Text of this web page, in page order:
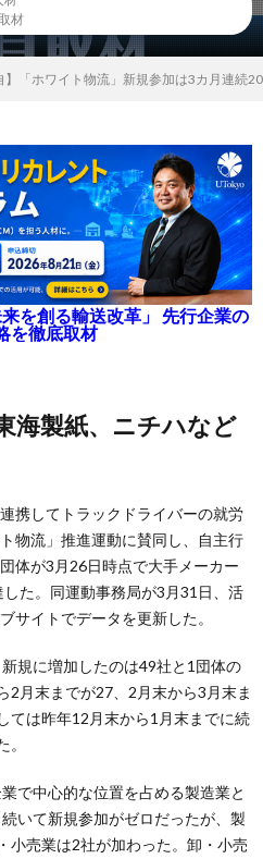
材
】「ホワイト物流」新規参加は3カ月連続
を創る輸送改革」 先行企業の
を徹底取材
携してトラックドライバーの就労
物流」推進運動に賛同し、自主行
体が3月26日時点で大手メーカー
た。同運動事務局が3月31日、活
サイトでデータを更新した。
規に増加したのは49社と1団体の
2月末までが27、2月末から3月末ま
ては昨年12月末から1月末までに続
で中心的な位置を占める製造業と
いて新規参加がゼロだったが、製
小売業は2社が加わった。卸・小売